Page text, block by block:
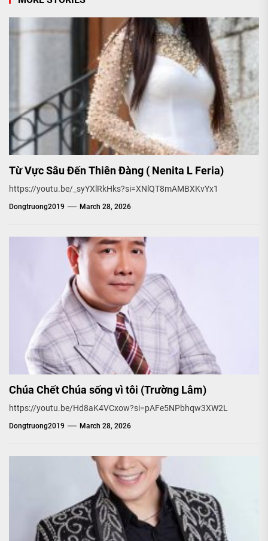
Từ Vực Sâu Đến Thiên Đàng ( Nenita L Feria)
https://youtu.be/_syYXlRkHks?si=XNlQT8mAMBXKvYx1
Dongtruong2019 March 28, 2026
Chúa Chết Chúa sống vì tôi (Trường Lâm)
https://youtu.be/Hd8aK4VCxow?si=pAFe5NPbhqw3XW2L
Dongtruong2019 March 28, 2026